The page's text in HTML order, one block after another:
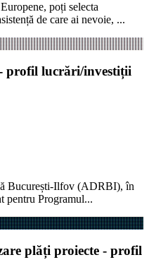
poți selecta
de care ai nevoie, ...
profil lucrări/investiții
București-Ilfov (ADRBI), în
pentru Programul...
plăți proiecte - profil